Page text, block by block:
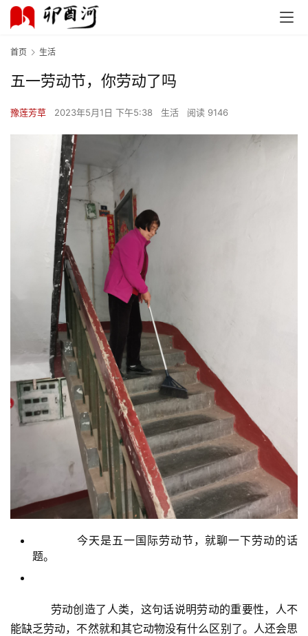
首页 生活
五一劳动节，你劳动了吗
豫莲芳草 2023年5月1日 下午5:38 生活 阅读 9146
今天是五一国际劳动节，就聊一下劳动的话
题。
劳动创造了人类，这句话说明劳动的重要性，人不
能缺乏劳动，不然就和其它动物没有什么区别了。人还会思